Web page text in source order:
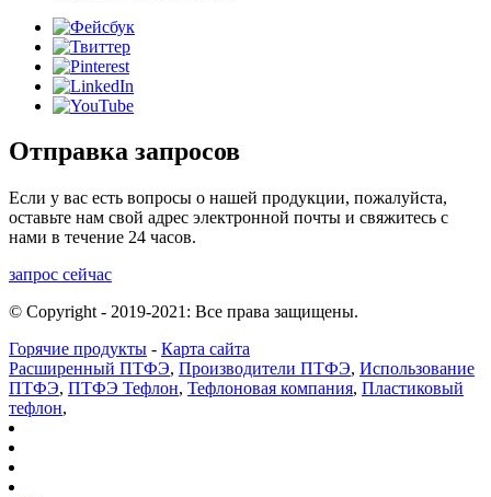
Отправка запросов
Если у вас есть вопросы о нашей продукции, пожалуйста,
оставьте нам свой адрес электронной почты и свяжитесь с
нами в течение 24 часов.
запрос сейчас
© Copyright - 2019-2021: Все права защищены.
Горячие продукты - Карта сайта
Расширенный ПТФЭ, Производители ПТФЭ, Использование
ПТФЭ, ПТФЭ Тефлон, Тефлоновая компания, Пластиковый
тефлон,